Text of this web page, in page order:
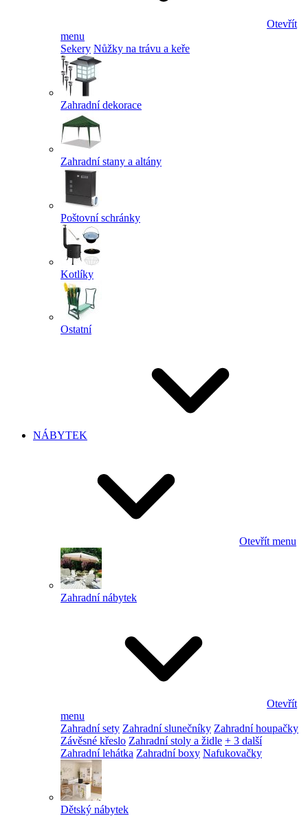
Otevřít
menu
Sekery Nůžky na trávu a keře
Zahradní dekorace
Zahradní stany a altány
Poštovní schránky
Kotlíky
Ostatní
NÁBYTEK
Otevřít menu
Zahradní nábytek
Otevřít
menu
Zahradní sety Zahradní slunečníky Zahradní houpačky
Závěsné křeslo Zahradní stoly a židle + 3 další
Zahradní lehátka Zahradní boxy Nafukovačky
Dětský nábytek